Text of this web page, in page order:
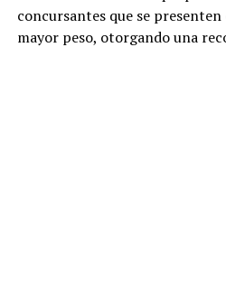
concursantes que se presenten
mayor peso, otorgando una